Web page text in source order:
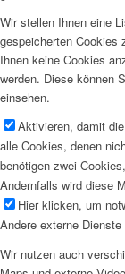
Wir stellen Ihnen eine
gespeicherten Cookies
Ihnen keine Cookies
werden. Diese können
einsehen.
Aktivieren, damit
alle Cookies, denen
benötigen zwei
Andernfalls wird diese
Hier klicken, um
Andere externe Dienste
Wir nutzen auch